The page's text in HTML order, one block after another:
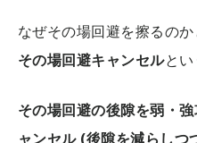
なぜその場回避を擦るの
その場回避キャンセルとい
その場回避の後隙を弱・
ャンセル (後隙を減らしつ